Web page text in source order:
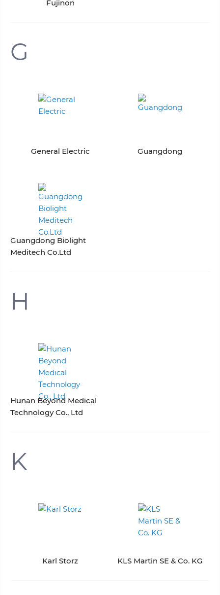
Fujinon
G
General Electric Guangdong
Guangdong Biolight
Meditech Co.Ltd
H
Hunan Beyond Medical
Technology Co., Ltd
K
Karl Storz KLS Martin SE & Co. KG